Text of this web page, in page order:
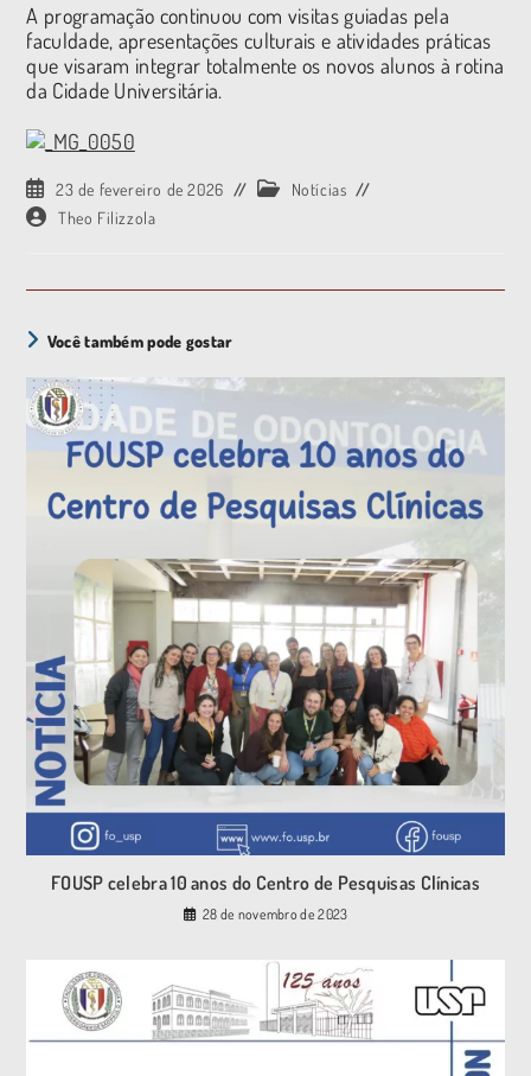
A programação continuou com visitas guiadas pela
faculdade, apresentações culturais e atividades práticas
que visaram integrar totalmente os novos alunos à rotina
da Cidade Universitária.
23 de fevereiro de 2026
Notícias
Theo Filizzola
Você também pode gostar
FOUSP celebra 10 anos do Centro de Pesquisas Clínicas
28 de novembro de 2023